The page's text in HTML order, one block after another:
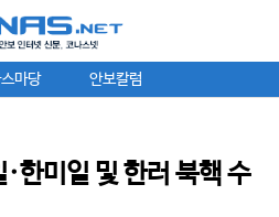
마당 안보칼럼
한미일 및 한러 북핵 수